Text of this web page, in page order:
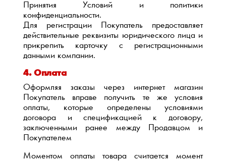
Принятия Условий и политики
конфиденциальности.
Для регистрации Покупатель предоставляет
действительные реквизиты юридического лица и
прикрепить карточку с регистрационными
данными компании.
4. Оплата
Оформляя заказы через интернет магазин
Покупатель вправе получить те же условия
оплаты, которые определены условиями
договора и спецификацией к договору,
заключенными ранее между Продавцом и
Покупателем
Моментом оплаты товара считается момент